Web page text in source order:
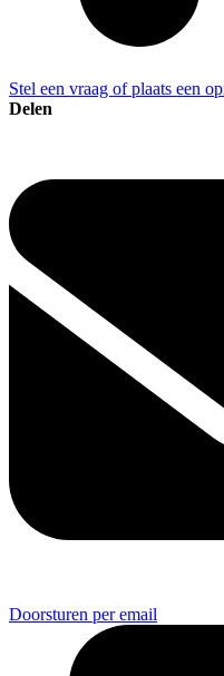
Stel een vraag of plaats een
Delen
Doorsturen per email